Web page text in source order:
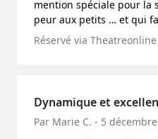
mention spéciale pour la
peur aux petits … et qui
Réservé via Theatreonline
Dynamique et
Par Marie C. - 5